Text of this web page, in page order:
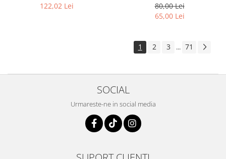
122,02 Lei
80,00 Lei
65,00 Lei
1 2 3 ... 71
SOCIAL
Urmareste-ne in social media